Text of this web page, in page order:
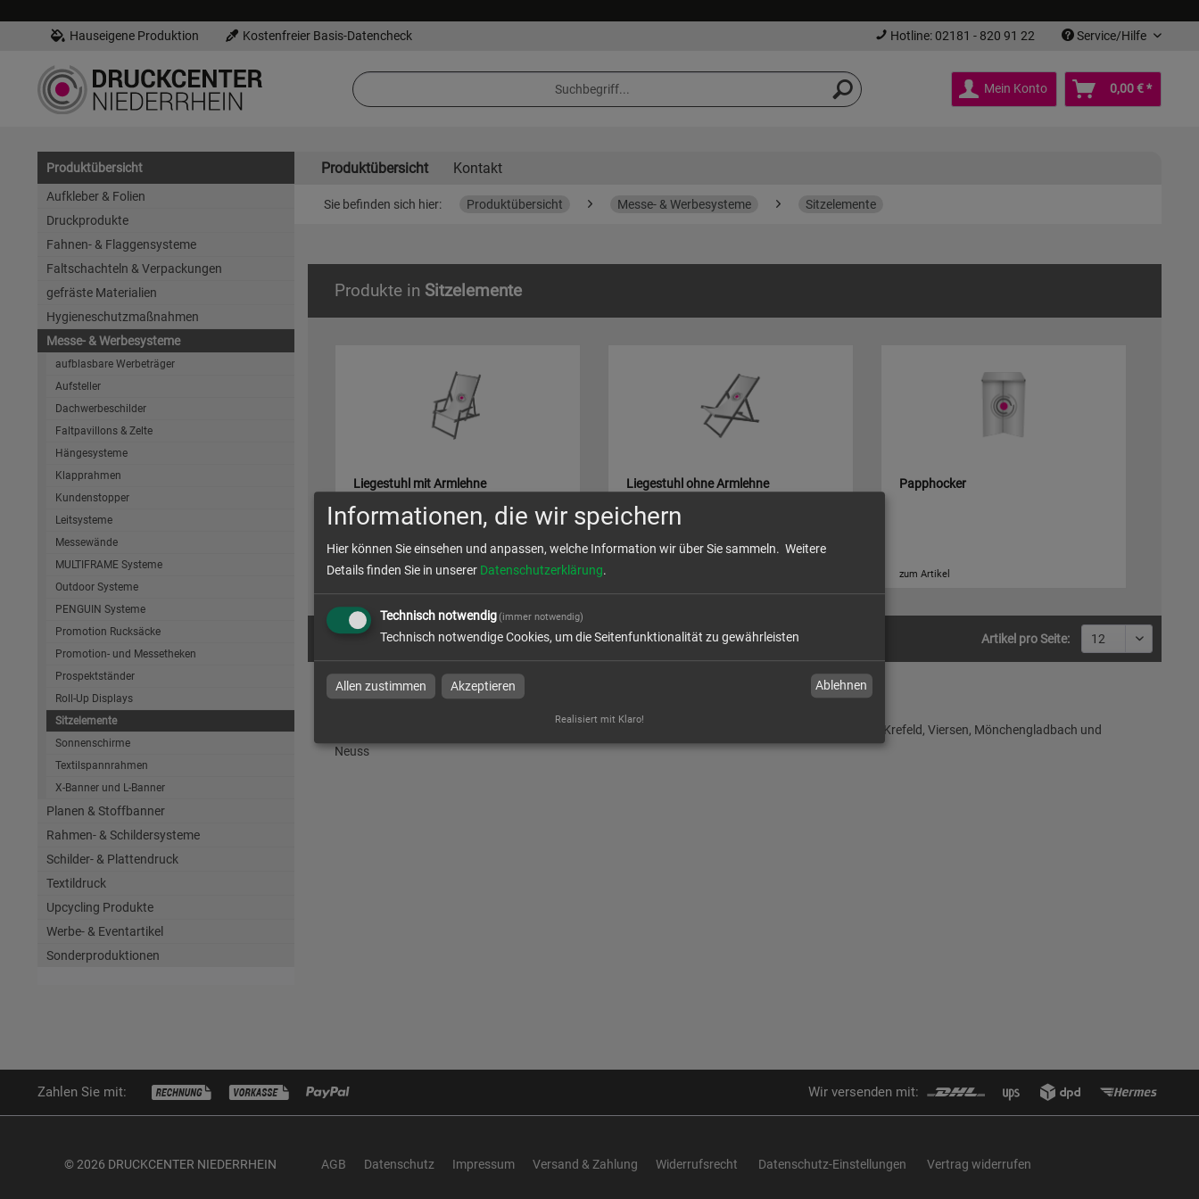
Hauseigene Produktion Kostenfreier Basis-Datencheck Hotline: 02181 - 820 91 22 Service/Hilfe
Mein Konto 0,00 € *
Produktübersicht
Aufkleber & Folien
Druckprodukte
Fahnen- & Flaggensysteme
Faltschachteln & Verpackungen
gefräste Materialien
Hygieneschutzmaßnahmen
Messe- & Werbesysteme
aufblasbare Werbeträger
Aufsteller
Dachwerbeschilder
Faltpavillons & Zelte
Hängesysteme
Klapprahmen
Kundenstopper
Leitsysteme
Messewände
MULTIFRAME Systeme
Outdoor Systeme
PENGUIN Systeme
Promotion Rucksäcke
Promotion- und Messetheken
Prospektständer
Roll-Up Displays
Sitzelemente
Sonnenschirme
Textilspannrahmen
X-Banner und L-Banner
Planen & Stoffbanner
Rahmen- & Schildersysteme
Schilder- & Plattendruck
Textildruck
Upcycling Produkte
Werbe- & Eventartikel
Sonderproduktionen
Produktübersicht Kontakt
Sie befinden sich hier: Produktübersicht Messe- & Werbesysteme Sitzelemente
Produkte in Sitzelemente
Liegestuhl mit Armlehne
zum Artikel
Liegestuhl ohne Armlehne Papphocker
zum Artikel
Artikel pro Seite:
Sitzelemente
Sitzelemente von DRUCKCENTER NIEDERRHEIN aus Grevenbroich, Kleve, Wesel, Kempen, Duisburg, Krefeld, Viersen, Mönchengladbach und
Neuss
Zahlen Sie mit: Wir versenden mit:
© 2026 DRUCKCENTER NIEDERRHEIN AGB Datenschutz Impressum Versand & Zahlung Widerrufsrecht Datenschutz-Einstellungen Vertrag widerrufen
Informationen, die wir speichern
Hier können Sie einsehen und anpassen, welche Information wir über Sie sammeln. Weitere
Details finden Sie in unserer Datenschutzerklärung.
Technisch notwendig(immer notwendig)
Technisch notwendige Cookies, um die Seitenfunktionalität zu gewährleisten
Allen zustimmen Akzeptieren Ablehnen
Realisiert mit Klaro!